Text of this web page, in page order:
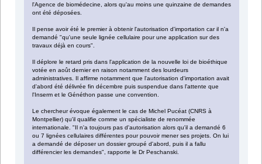
l'Agence de biomédecine, alors qu'au moins une quinzaine de demandes
ont été déposées.
Il pense avoir été le premier à obtenir l'autorisation d'importation car il n'a
demandé "qu'une seule lignée cellulaire pour une application sur des
travaux déjà en cours".
Il déplore le retard pris dans l'application de la nouvelle loi de bioéthique
votée en août dernier en raison notamment des lourdeurs
administratives. Il affirme notamment que l'autorisation d'importation avait
d'abord été délivrée fin décembre puis suspendue dans l'attente que
l'Inserm et le Généthon passe une convention.
Le chercheur évoque également le cas de Michel Pucéat (CNRS à
Montpellier) qu'il qualifie comme un spécialiste de renommée
internationale. "Il n'a toujours pas d'autorisation alors qu'il a demandé 6
ou 7 lignées cellulaires différentes pour pouvoir mener ses projets. On lui
a demandé de déposer un dossier groupé d'abord, puis il a fallu
différencier les demandes", rapporte le Dr Peschanski.